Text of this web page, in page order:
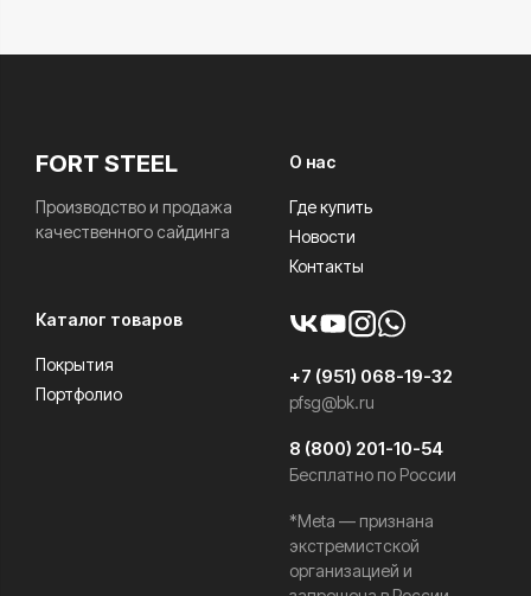
FORT STEEL
Производство и продажа
качественного сайдинга
О нас
Где купить
Новости
Контакты
Каталог товаров
Покрытия
Портфолио
+7 (951) 068-19-32
pfsg@bk.ru
8 (800) 201-10-54
Бесплатно по России
*Meta — признана
экстремистской
организацией и